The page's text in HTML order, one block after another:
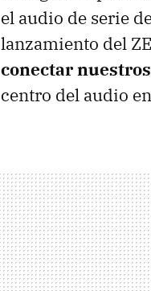
el audio de serie
lanzamiento del
conectar
centro del audio